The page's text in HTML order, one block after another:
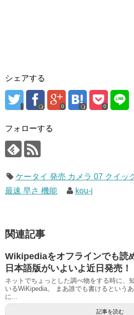
シェアする
0 0
フォローする
ケータイ 発売 カメラ 07 クイッ
最速 早さ 機能
kou-j
関連記事
Wikipediaをオフラインでも読
日本語版がいよいよ近日発売！
ネットでちょっとした調べ物をする時に、
いるWiKipedia。 まあ誰でも書けるという
に...
記事を読む